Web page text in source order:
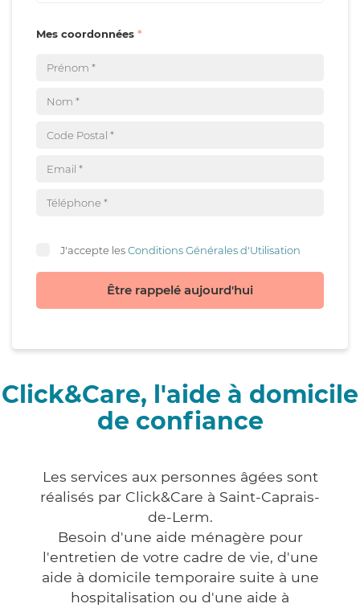
Mes coordonnées
J'accepte lesConditions Générales d'Utilisation
Être rappelé aujourd'hui
Click&Care, l'aide à domicile
de confiance
Les services aux personnes âgées sont
réalisés par Click&Care à Saint-Caprais-
de-Lerm.
Besoin d'une aide ménagère pour
l'entretien de votre cadre de vie, d'une
aide à domicile temporaire suite à une
hospitalisation ou d'une aide à